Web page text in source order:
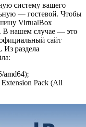
систему вашего
— гостевой. Чтобы
VirtualBox
В нашем случае — это
сайт
раздела
amd64);
Pack (All